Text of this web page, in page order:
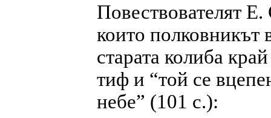
Повествователят
които полковникът
старата колиба
тиф и “той се
небе” (101 с.):